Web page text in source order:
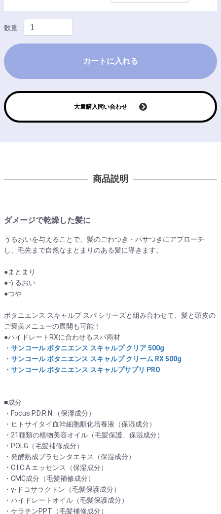
数量
カートに入れる
大量購入問い合わせ
商品説明
ダメージで乾燥した髪に
うるおいを与えることで、髪のごわつき・パサつきにアプローチ
し、毛先まで自然なまとまりのある髪に導きます。
●まとまり
●うるおい
●つや
ボタニエンス スキャルプ スパ シリーズと組み合わせて、髪と頭皮の
ご褒美メニューの展開も可能！
●ハイドレートRXに合わせるスパ商材
・サンコール ボタニエンス スキャルプ クリア 500g
・サンコール ボタニエンス スキャルプ クリーム RX 500g
・サンコール ボタニエンス スキャルプサプリ PRO
■成分
・Focus P.D.R.N.（保湿成分）
・ヒトサイタイ血幹細胞順化培養液（保湿成分）
・21種類の植物美容オイル（毛髪保護、保湿成分）
・POLG（毛髪補修成分）
・発酵熟成プラセンタエキス（保湿成分）
・C.I.C.A.エッセンス（保湿成分）
・CMC成分（毛髪補修成分）
・γ-ドコサラクトン（毛髪保護成分）
・ハイドレートオイル（毛髪保護成分）
・ケラチンPPT（毛髪補修成分）